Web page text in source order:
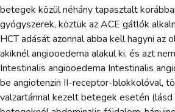
betegek közül néhány tapasztalt
gyógyszerek, köztük az ACE gátlók
HCT adását azonnal abba kell hagyni az
akiknél angiooedema alakul ki, és azt
Intestinalis angiooedema Intestinalis
be angiotenzin II-receptor-blokkolóval,
valzartánnal kezelt betegek esetén